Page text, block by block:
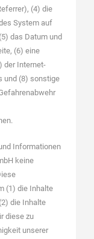
(4) die
System auf
das Datum und
(6) eine
der Internet-
und (8) sonstige
Informationen
keine
(1) die Inhalte
die Inhalte
diese zu
unserer